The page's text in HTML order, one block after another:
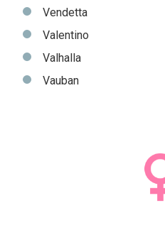
Vendetta
Valentino
Valhalla
Vauban